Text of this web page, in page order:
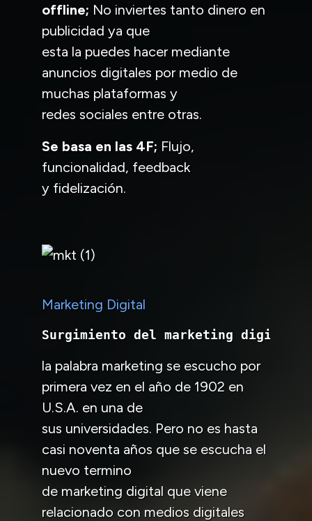
offline; No inviertes tanto dinero en
publicidad ya que
esta la puedes hacer mediante
anuncios digitales por medio de
muchas plataformas y
redes sociales entre otras.
Se basa en las 4F; Flujo,
funcionalidad, feedback
y fidelización.
Marketing Digital
Surgimiento del marketing digital.
la palabra marketing se escucho por
primera vez en el año de 1902 en
U.S.A. en una de
sus universidades. Pero no es hasta
casi noventa años que se escucha el
nuevo termino
de marketing digital que viene
relacionado con medios digitales